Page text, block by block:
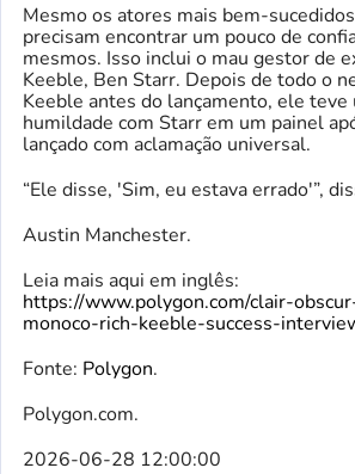
Mesmo os atores mais bem-
precisam encontrar um pouco de
mesmos. Isso inclui o mau gestor de
Keeble, Ben Starr. Depois de todo o
Keeble antes do lançamento, ele
humildade com Starr em um painel
lançado com aclamação universal.
“Ele disse, 'Sim, eu estava errado'”,
Austin Manchester.
Leia mais aqui em inglês:
https://www.polygon.com/clair-
monoco-rich-keeble-success-
Fonte: Polygon.
Polygon.com.
2026-06-28 12:00:00